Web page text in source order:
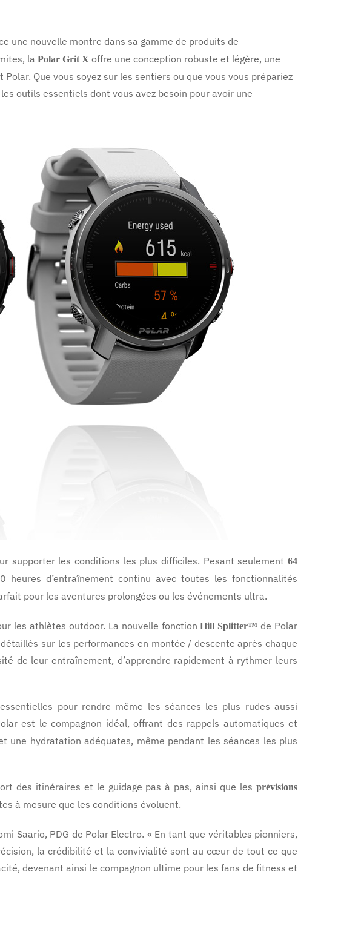
une nouvelle montre dans sa gamme de produits de
la Polar Grit X offre une conception robuste et légère, une
Que vous soyez sur les sentiers ou que vous vous prépariez
outils essentiels dont vous avez besoin pour avoir une
supporter les conditions les plus difficiles. Pesant seulement64
d’entraînement continu avec toutes les fonctionnalités
pour les aventures prolongées ou les événements ultra.
les athlètes outdoor. La nouvelle fonctionHill Splitter™ de Polar
sur les performances en montée / descente après chaque
de leur entraînement, d’apprendre rapidement à rythmer leurs
pour rendre même les séances les plus rudes aussi
est le compagnon idéal, offrant des rappels automatiques et
hydratation adéquates, même pendant les séances les plus
des itinéraires et le guidage pas à pas, ainsi que lesprévisions
à mesure que les conditions évoluent.
Saario, PDG de Polar Electro. « En tant que véritables pionniers,
la crédibilité et la convivialité sont au cœur de tout ce que
devenant ainsi le compagnon ultime pour les fans de fitness et